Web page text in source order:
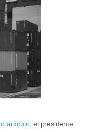
artículo , el presidente